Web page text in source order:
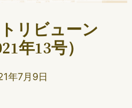
リビューン
年13号）
年7月9日